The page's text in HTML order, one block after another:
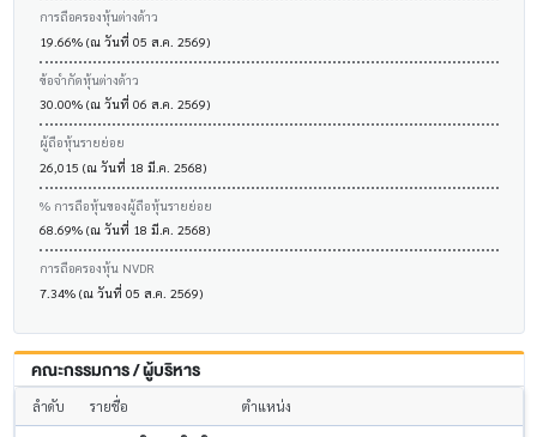
การถือครองหุ้นต่างด้าว
19.66% (ณ วันที่ 05 ส.ค. 2569)
ข้อจำกัดหุ้นต่างด้าว
30.00% (ณ วันที่ 06 ส.ค. 2569)
ผู้ถือหุ้นรายย่อย
26,015 (ณ วันที่ 18 มี.ค. 2568)
% การถือหุ้นของผู้ถือหุ้นรายย่อย
68.69% (ณ วันที่ 18 มี.ค. 2568)
การถือครองหุ้น NVDR
7.34% (ณ วันที่ 05 ส.ค. 2569)
คณะกรรมการ / ผู้บริหาร
ลำดับ รายชื่อ
ตำแหน่ง